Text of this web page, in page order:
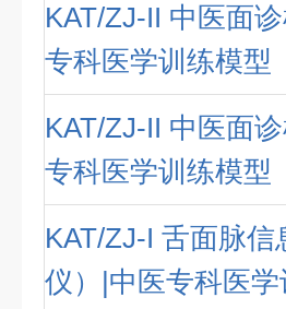
KAT/ZJ-II 中医面
专科医学训练模型
KAT/ZJ-II 中医面
专科医学训练模型
KAT/ZJ-I 舌面脉
仪）|中医专科医